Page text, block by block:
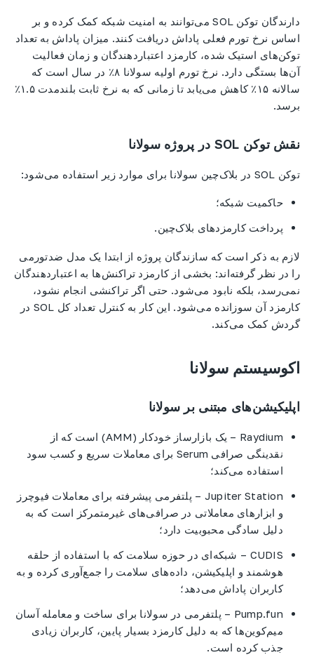
دارندگان توکن SOL می‌توانند به امنیت شبکه کمک کرده و بر
اساس نرخ تورم فعلی پاداش دریافت کنند. میزان پاداش به تعداد
توکن‌های استیک شده، کارمزد اعتباردهندگان و زمان فعالیت
آن‌ها بستگی دارد. نرخ تورم اولیه سولانا ۸٪ در سال است که
سالانه ۱۵٪ کاهش می‌یابد تا زمانی که به نرخ ثابت بلندمدت ۱.۵٪
برسد.
نقش توکن SOL در پروژه سولانا
توکن SOL در بلاک‌چین سولانا برای موارد زیر استفاده می‌شود:
حاکمیت شبکه؛
پرداخت کارمزدهای بلاک‌چین.
لازم به ذکر است که سازندگان پروژه از ابتدا یک مدل ضدتورمی
را در نظر گرفته‌اند: بخشی از کارمزد تراکنش‌ها به اعتباردهندگان
نمی‌رسد، بلکه نابود می‌شود. حتی اگر تراکنشی انجام نشود،
کارمزد آن سوزانده می‌شود. این کار به کنترل تعداد کل SOL در
گردش کمک می‌کند.
اکوسیستم سولانا
اپلیکیشن‌های مبتنی بر سولانا
Raydium – یک بازارساز خودکار (AMM) است که از
نقدینگی صرافی Serum برای معاملات سریع و کسب سود
استفاده می‌کند؛
Jupiter Station – پلتفرمی پیشرفته برای معاملات فیوچرز
و ابزارهای معاملاتی در صرافی‌های غیرمتمرکز است که به
دلیل سادگی محبوبیت دارد؛
CUDIS – شبکه‌ای در حوزه سلامت که با استفاده از حلقه
هوشمند و اپلیکیشن، داده‌های سلامت را جمع‌آوری کرده و به
کاربران پاداش می‌دهد؛
Pump.fun – پلتفرمی در سولانا برای ساخت و معامله آسان
میم‌کوین‌ها که به دلیل کارمزد بسیار پایین، کاربران زیادی
جذب کرده است.